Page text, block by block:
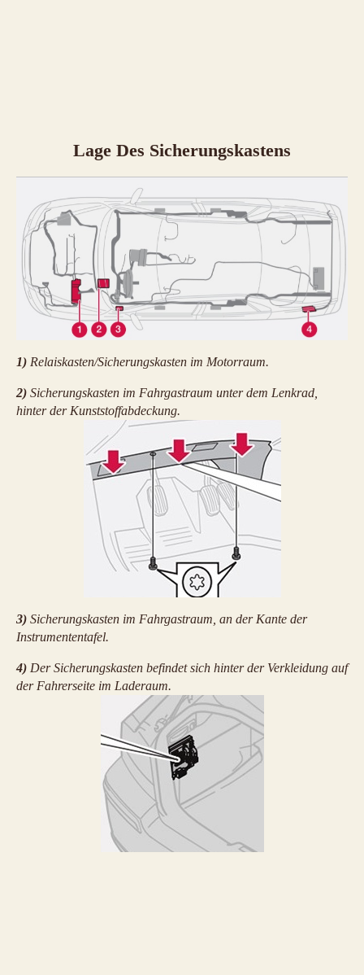
Lage Des Sicherungskastens
1) Relaiskasten/Sicherungskasten im Motorraum.
2) Sicherungskasten im Fahrgastraum unter dem Lenkrad,
hinter der Kunststoffabdeckung.
3) Sicherungskasten im Fahrgastraum, an der Kante der
Instrumententafel.
4) Der Sicherungskasten befindet sich hinter der Verkleidung auf
der Fahrerseite im Laderaum.